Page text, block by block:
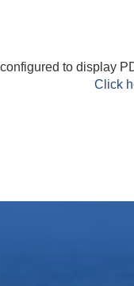
to display
Click